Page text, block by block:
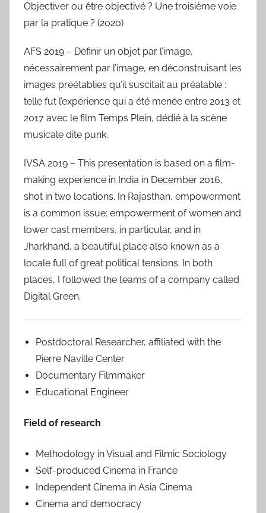
Objectiver ou être objectivé ? Une troisième voie
par la pratique ? (2020)
AFS 2019 – Définir un objet par l’image,
nécessairement par l’image, en déconstruisant les
images préétablies qu’il suscitait au préalable :
telle fut l’expérience qui a été menée entre 2013 et
2017 avec le film Temps Plein, dédié à la scène
musicale dite punk.
IVSA 2019 – This presentation is based on a film-
making experience in India in December 2016,
shot in two locations. In Rajasthan, empowerment
is a common issue: empowerment of women and
lower cast members, in particular, and in
Jharkhand, a beautiful place also known as a
locale full of great political tensions. In both
places, I followed the teams of a company called
Digital Green.
Postdoctoral Researcher, affiliated with the
Pierre Naville Center
Documentary Filmmaker
Educational Engineer
Field of research
Methodology in Visual and Filmic Sociology
Self-produced Cinema in France
Independent Cinema in Asia Cinema
Cinema and democracy